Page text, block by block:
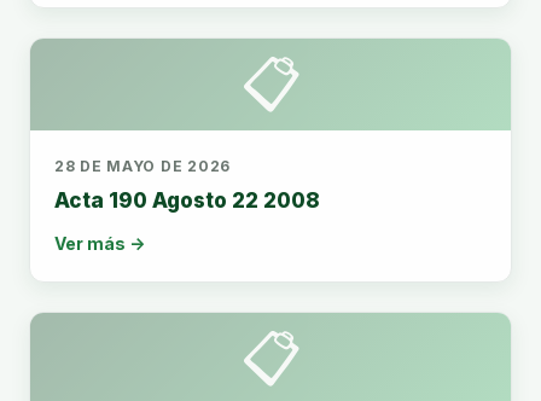
📋
28 DE MAYO DE 2026
Acta 190 Agosto 22 2008
Ver más →
📋